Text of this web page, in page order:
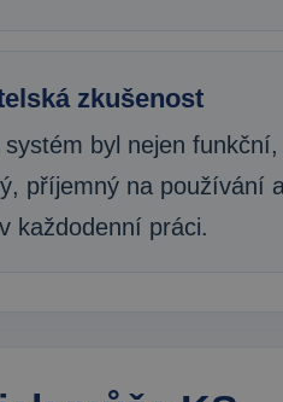
zkušenost
byl nejen funkční,
příjemný na používání
každodenní práci.